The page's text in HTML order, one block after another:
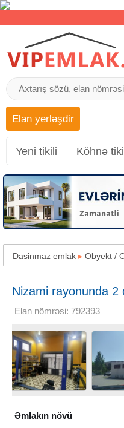
Elan yerləşdir
Yeni tikili Köhnə
Dasinmaz emlak ▸ Obyekt /
Nizami rayonunda 2
m²
Elan nömrəsi: 792393
Əmlakın növü